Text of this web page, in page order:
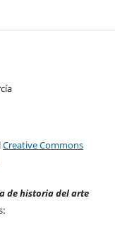
Creative Commons
de historia del arte